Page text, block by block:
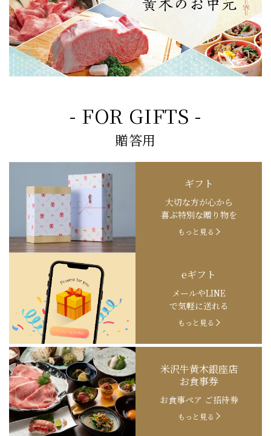
- FOR GIFTS -
贈答用
ギフト
大切な方が心から
喜ぶ特別な贈り物を
もっと見る
eギフト
メールやLINE
で気軽に送れる
もっと見る
米沢牛黄木銀座店
お食事券
お食事ペア ご招待券
もっと見る